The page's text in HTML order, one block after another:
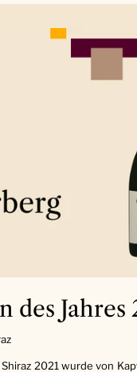
des Jahres
2021 wurde von